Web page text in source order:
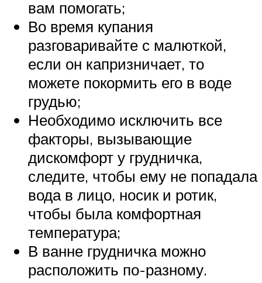
вам помогать;
Во время купания
разговаривайте с малюткой,
если он капризничает, то
можете покормить его в воде
грудью;
Необходимо исключить все
факторы, вызывающие
дискомфорт у грудничка,
следите, чтобы ему не попадала
вода в лицо, носик и ротик,
чтобы была комфортная
температура;
В ванне грудничка можно
расположить по-разному.